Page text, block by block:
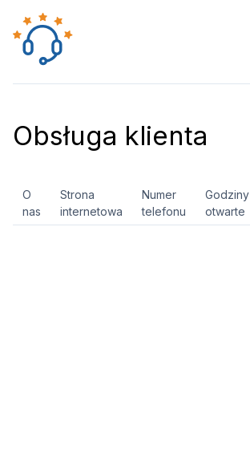
Obsługa klienta
O
nas
Strona
internetowa
Numer
telefonu
Godziny
otwarte